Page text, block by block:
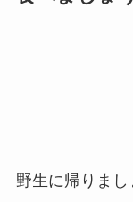
野生に帰りまし